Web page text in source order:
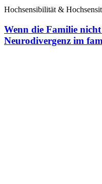
Hochsensibilität &
Wenn die Familie
Neurodivergenz im